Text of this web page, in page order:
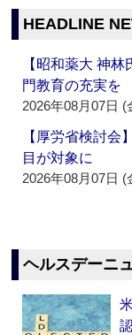
HEADLINE
【昭和薬大 神
門教育の充実を
2026年08月07日 (
【厚労省検討会
目が対象に
2026年08月07日 (
ヘルスデーニ